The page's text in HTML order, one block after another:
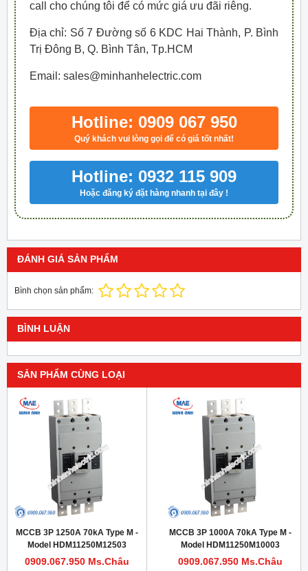
call cho chúng tôi để có mức giá ưu đãi riêng.
Địa chỉ: Số 7 Đường số 6 KDC Hai Thành, P. Bình
Trị Đông B, Q. Bình Tân, Tp.HCM
Email: sales@minhanhelectric.com
Hotline: 0909 067 950
Quý khách vui lòng gọi để có giá tốt nhất!
Hotline: 0932 115 909
Hoặc đăng ký đặt hàng nhanh tại đây !
ĐÁNH GIÁ SẢN PHẨM
Bình chọn sản phẩm:
BÌNH LUẬN
SẢN PHẨM CÙNG LOẠI
MCCB 3P 1250A 70kA Type M -
Model HDM11250M12503
0909.067.950 Ms.Châu
MCCB 3P 1000A 70kA Type M -
Model HDM11250M10003
0909.067.950 Ms.Châu